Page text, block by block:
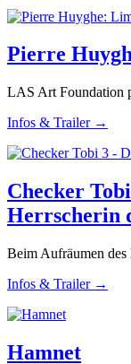
Pierre
LAS Art Foundation
Infos & Trailer →
Checker
Herrscherin
Beim Aufräumen
Infos & Trailer →
Hamnet